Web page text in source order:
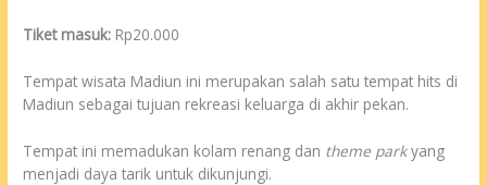
Tiket masuk: Rp20.000
Tempat wisata Madiun ini merupakan salah satu tempat hits di
Madiun sebagai tujuan rekreasi keluarga di akhir pekan.
Tempat ini memadukan kolam renang dan theme parkyang
menjadi daya tarik untuk dikunjungi.